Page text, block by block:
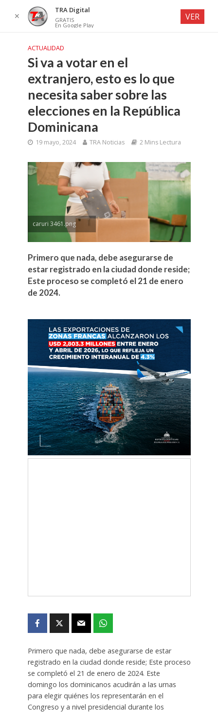
ACTUALIDAD
Si va a votar en el
extranjero, esto es lo que
necesita saber sobre las
elecciones en la República
Dominicana
19 mayo, 2024 TRA Noticias 2 Mins Lectura
caruri 3461.png
Primero que nada, debe asegurarse de
estar registrado en la ciudad donde reside;
Este proceso se completó el 21 de enero
de 2024.
Primero que nada, debe asegurarse de estar
registrado en la ciudad donde reside; Este proceso
se completó el 21 de enero de 2024. Este
domingo los dominicanos acudirán a las urnas
para elegir quiénes los representarán en el
Congreso y a nivel presidencial durante los
✕
TRA Digital
GRATIS
En Google Play
VER